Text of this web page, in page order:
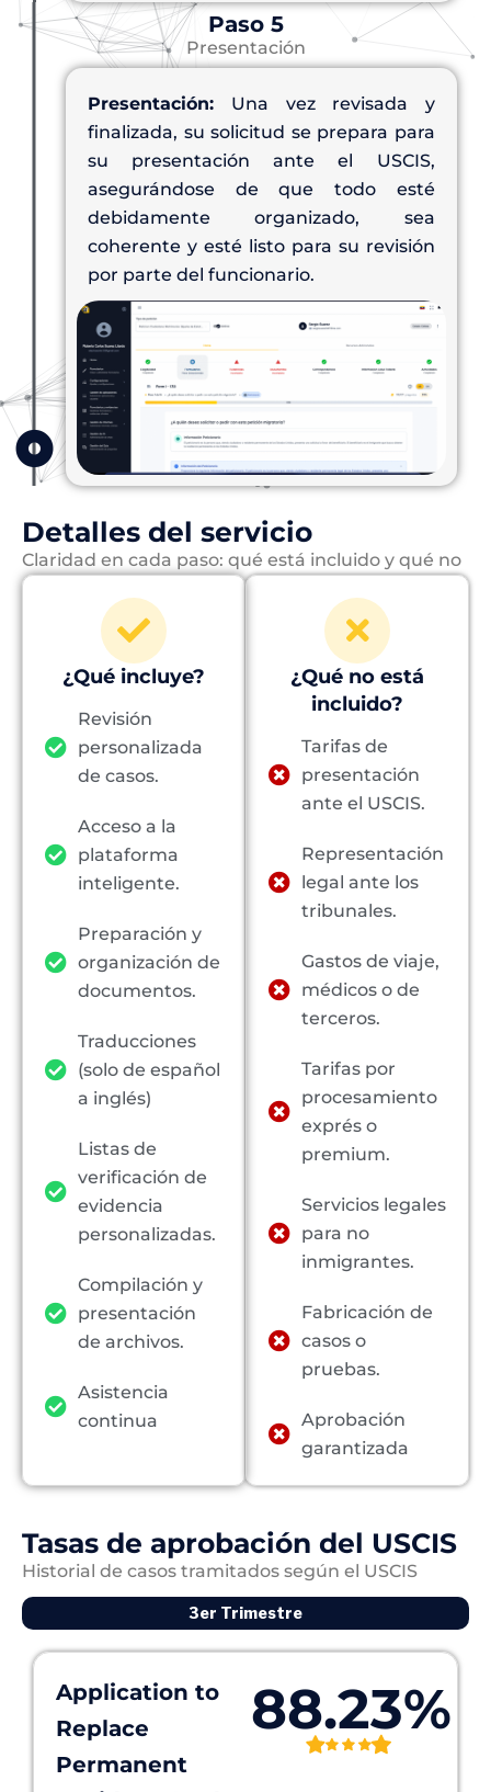
Paso 5
Presentación
Presentación: Una vez revisada y
finalizada, su solicitud se prepara para
su presentación ante el USCIS,
asegurándose de que todo esté
debidamente organizado, sea
coherente y esté listo para su revisión
por parte del funcionario.
Detalles del servicio
Claridad en cada paso: qué está incluido y qué no
¿Qué incluye?
Revisión
personalizada
de casos.
Acceso a la
plataforma
inteligente.
Preparación y
organización de
documentos.
Traducciones
(solo de español
a inglés)
Listas de
verificación de
evidencia
personalizadas.
Compilación y
presentación
de archivos.
Asistencia
continua
¿Qué no está
incluido?
Tarifas de
presentación
ante el USCIS.
Representación
legal ante los
tribunales.
Gastos de viaje,
médicos o de
terceros.
Tarifas por
procesamiento
exprés o
premium.
Servicios legales
para no
inmigrantes.
Fabricación de
casos o
pruebas.
Aprobación
garantizada
Tasas de aprobación del USCIS
Historial de casos tramitados según el USCIS
3er Trimestre
Application to
Replace
Permanent
88.23%